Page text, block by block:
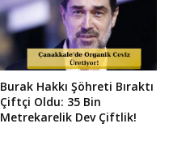
Burak Hakkı Şöhreti Bıraktı
Çiftçi Oldu: 35 Bin
Metrekarelik Dev Çiftlik!